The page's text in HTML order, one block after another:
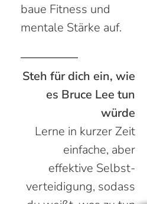
baue Fitness und
mentale Stärke auf.
Steh für dich ein, wie
es Bruce Lee tun
würde
Lerne in kurzer Zeit
einfache, aber
effektive Selbst­
verteidi­gung, sodass